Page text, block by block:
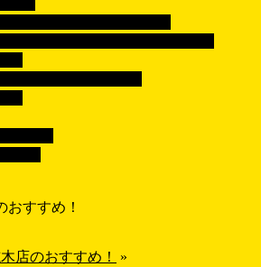
おすすめ！
店のおすすめ！
»